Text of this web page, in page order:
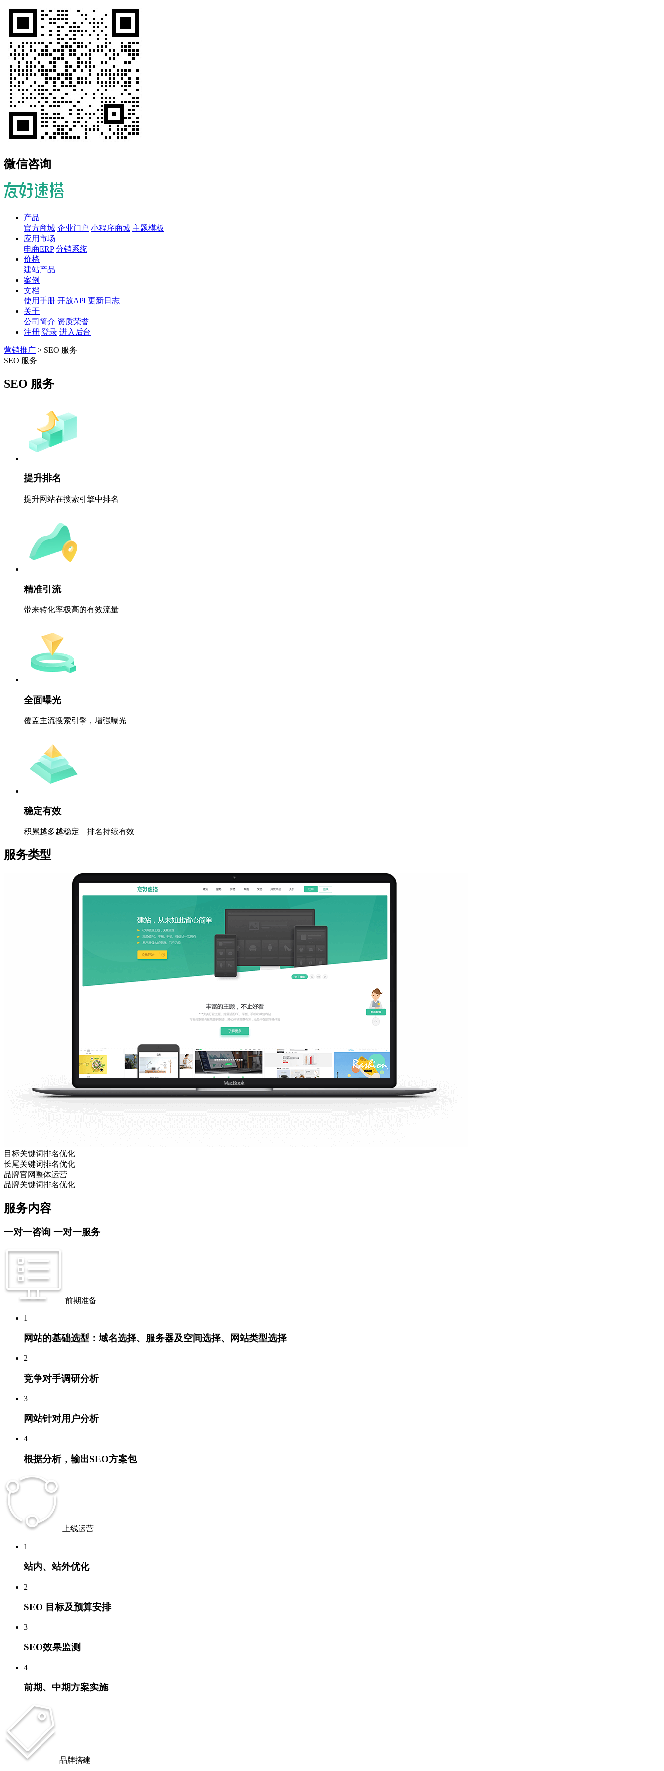
微信咨询
产品
官方商城 企业门户 小程序商城 主题模板
应用市场
电商ERP 分销系统
价格
建站产品
案例
文档
使用手册 开放API 更新日志
关于
公司简介 资质荣誉
注册 登录 进入后台
营销推广 > SEO 服务
SEO 服务
SEO 服务
提升排名
提升网站在搜索引擎中排名
精准引流
带来转化率极高的有效流量
全面曝光
覆盖主流搜索引擎，增强曝光
稳定有效
积累越多越稳定，排名持续有效
服务类型
目标关键词排名优化
长尾关键词排名优化
品牌官网整体运营
品牌关键词排名优化
服务内容
一对一咨询 一对一服务
前期准备
1
网站的基础选型：域名选择、服务器及空间选择、网站类型选择
2
竞争对手调研分析
3
网站针对用户分析
4
根据分析，输出SEO方案包
上线运营
1
站内、站外优化
2
SEO 目标及预算安排
3
SEO效果监测
4
前期、中期方案实施
品牌搭建